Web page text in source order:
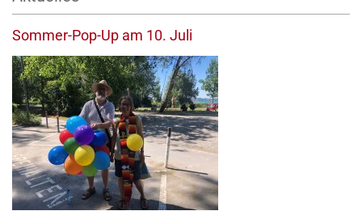
Sommer-Pop-Up am 10. Juli